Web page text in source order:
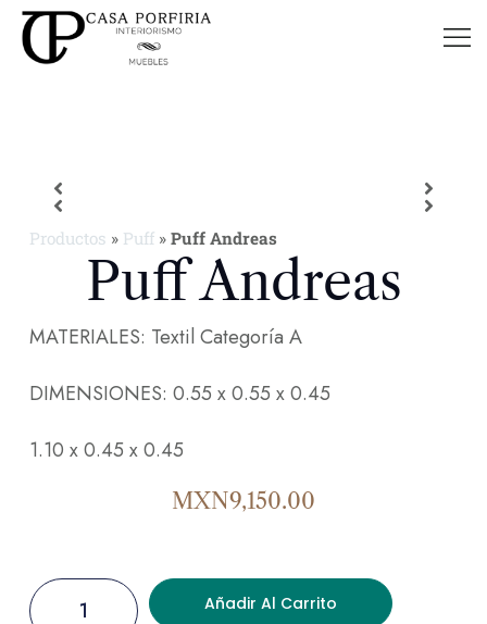
Productos » Puff» Puff Andreas
Puff Andreas
MATERIALES: Textil Categoría A
DIMENSIONES: 0.55 x 0.55 x 0.45
1.10 x 0.45 x 0.45
MXN9,150.00
Añadir Al Carrito